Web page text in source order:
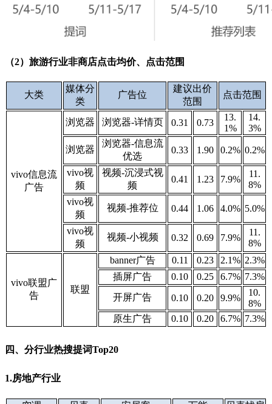
（2）旅游行业非商店点击均价、点击范围
大类
媒体分
类
广告位
建议出价
范围
点击范围
vivo信息流
广告
浏览器 浏览器-详情页 0.31 0.73
13.
1%
14.
3%
浏览器
浏览器-信息流
优选
0.33 1.90 0.2% 0.2%
vivo视
频
视频-沉浸式视
频
0.41 1.23 7.9%
11.
8%
vivo视
频
视频-推荐位 0.44 1.06 4.0% 5.0%
vivo视
频
视频-小视频 0.32 0.69 7.9%
11.
8%
vivo联盟广
告
联盟
banner广告 0.11 0.23 2.1% 2.3%
插屏广告
0.10 0.25 6.7% 7.3%
开屏广告
0.10 0.20 9.9%
10.
8%
原生广告
0.10 0.20 6.7% 7.3%
四、分行业热搜提词Top20
1.房地产行业